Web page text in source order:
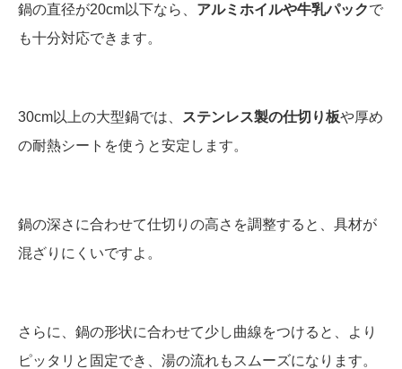
鍋の直径が20cm以下なら、 アルミホイルや牛乳パックで
も十分対応できます。
30cm以上の大型鍋では、 ステンレス製の仕切り板や厚め
の耐熱シートを使うと安定します。
鍋の深さに合わせて仕切りの高さを調整すると、具材が
混ざりにくいですよ。
さらに、鍋の形状に合わせて少し曲線をつけると、より
ピッタリと固定でき、湯の流れもスムーズになります。